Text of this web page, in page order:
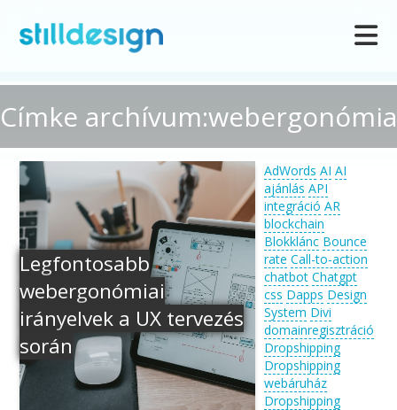
Címke archívum:webergonómia
Legfontosabb
webergonómiai
irányelvek a UX tervezés
során
AdWords AI AI
ajánlás API
integráció AR
blockchain
Blokklánc Bounce
rate Call-to-action
chatbot Chatgpt
css Dapps Design
System Divi
domainregisztráció
Dropshipping
Dropshipping
webáruház
Dropshipping